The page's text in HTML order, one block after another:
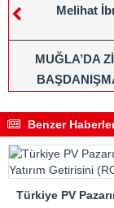
Melihat
MUĞLA’DA
Benzer